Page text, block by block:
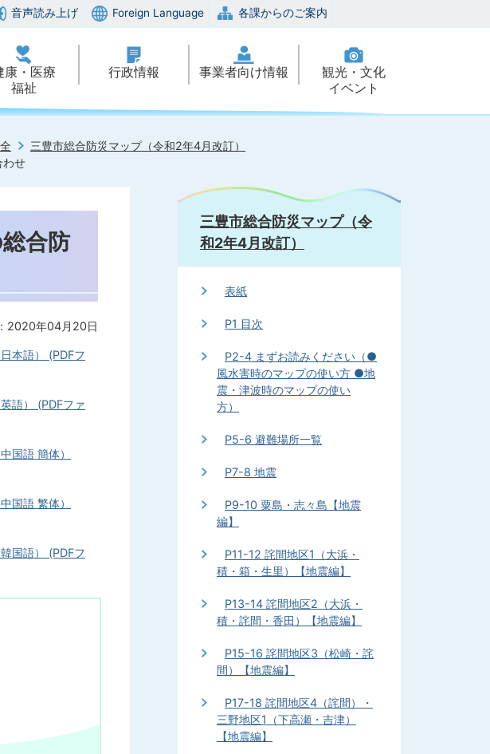
音声読み上げ Foreign Language 各課からのご案内
康・医療
福祉
行政情報 事業者向け情報
観光・文化
イベント
三豊市総合防災マップ（令和2年4月改訂）
わせ
合防
2020年04月20日
本語） (PDFフ
語） (PDFファ
国語 簡体）
国語 繁体）
国語） (PDFフ
三豊市総合防災マップ（令
和2年4月改訂）
表紙
P1 目次
P2-4 まずお読みください（●
風水害時のマップの使い方 ●地
震・津波時のマップの使い
方）
P5-6 避難場所一覧
P7-8 地震
P9-10 粟島・志々島【地震
編】
P11-12 詫間地区1（大浜・
積・箱・生里）【地震編】
P13-14 詫間地区2（大浜・
積・詫間・香田）【地震編】
P15-16 詫間地区3（松崎・詫
間）【地震編】
P17-18 詫間地区4（詫間）・
三野地区1（下高瀬・吉津）
【地震編】